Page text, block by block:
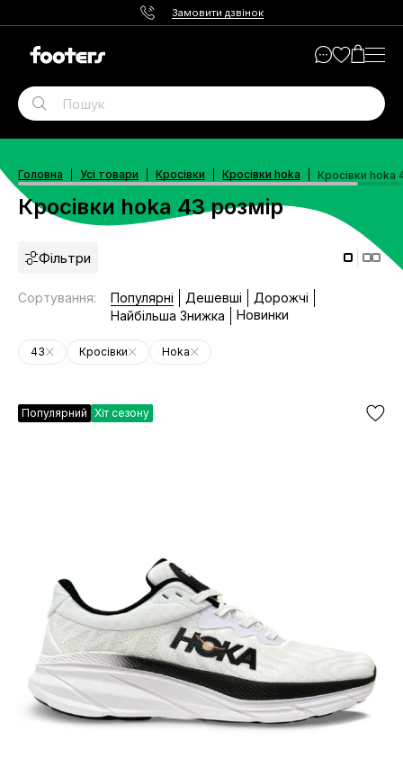
Замовити дзвінок
Головна Усі товари Кросівки Кросівки hoka Кросівки hoka
Кросівки hoka 43 розмір
Фільтри
Сортування: Популярні Дешевші
Дорожчі
Найбільша Знижка
Новинки
43 Кросівки Hoka
Популярний Хіт сезону